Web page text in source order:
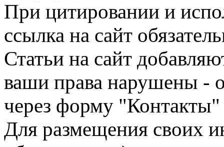
При цитировании и
ссылка на сайт
Статьи на сайт
ваши права нарушены -
через форму "Контакты"
Для размещения своих